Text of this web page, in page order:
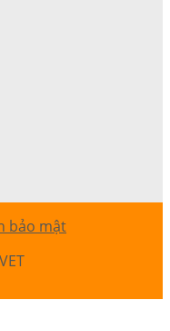
bảo mật